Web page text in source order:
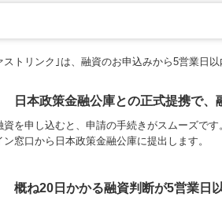
トリンク｣は、融資のお申込みから5営業日
日本政策金融公庫との正式提携で、
を申し込むと、申請の手続きがスムーズです
窓口から日本政策金融公庫に提出します。
概ね20日かかる融資判断が5営業日